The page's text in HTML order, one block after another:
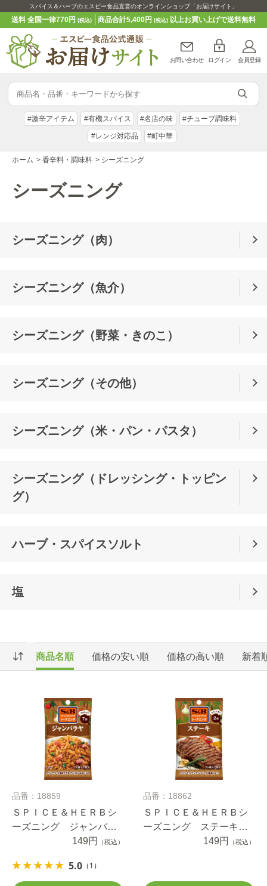
スパイス＆ハーブのエスビー食品直営のオンラインショップ「お届けサイト」
送料 全国一律770円(税込) 商品合計5,400円 (税込)以上お買い上げで送料無料
お問い合わせ ログイン 会員登録
#激辛アイテム #有機スパイス #名店の味 #チューブ調味料
#レンジ対応品 #町中華
ホーム > 香辛料・調味料 > シーズニング
シーズニング
シーズニング（肉）
シーズニング（魚介）
シーズニング（野菜・きのこ）
シーズニング（その他）
シーズニング（米・パン・パスタ）
シーズニング（ドレッシング・トッピン
グ）
ハーブ・スパイスソルト
塩
商品名順 価格の安い順 価格の高い順 新着
品番：18859
ＳＰＩＣＥ＆ＨＥＲＢシ
ーズニング ジャンバラ
149円 （税込）
5.0 （1）
品番：18862
ＳＰＩＣＥ＆ＨＥＲＢシ
ーズニング ステーキ
149円 （税込）